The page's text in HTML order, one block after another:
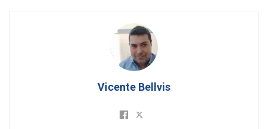
Vicente Bellvis